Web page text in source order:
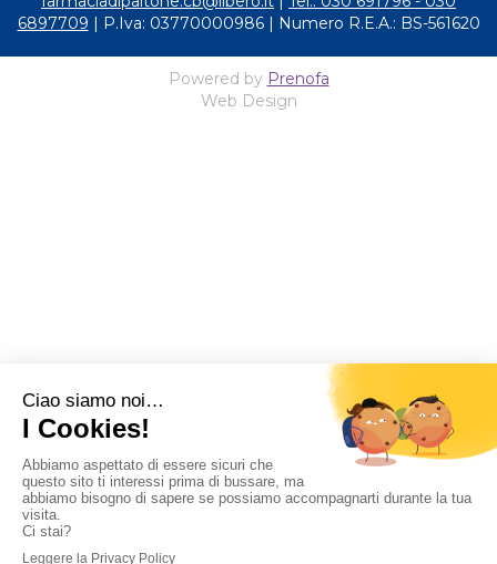
6897709 | P.Iva: 03770000986 | Numero R.E.A.: BS-561620
Powered by Prenofa
Web Design